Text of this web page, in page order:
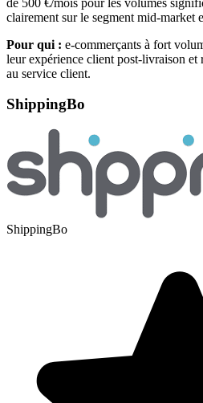
clairement sur le segment mid-market
Pour qui : e-commerçants à fort
leur expérience client post-livraison et
au service client.
ShippingBo
ShippingBo